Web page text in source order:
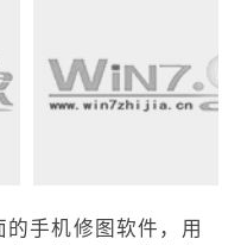
手机修图软件，用